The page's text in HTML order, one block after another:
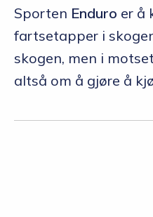
Sporten Enduro er å
fartsetapper i
skogen, men i
altså om å gjøre å